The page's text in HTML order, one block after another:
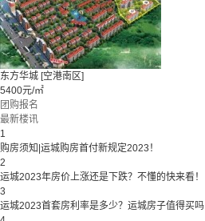
东方华城 [空港南区]
5400元/㎡
团购报名
最新楼讯
1
购房须知|运城购房首付新规定2023！
2
运城2023年房价上涨还是下跌？不懂的快来看！
3
运城2023首套房利率是多少？运城房子值得买吗